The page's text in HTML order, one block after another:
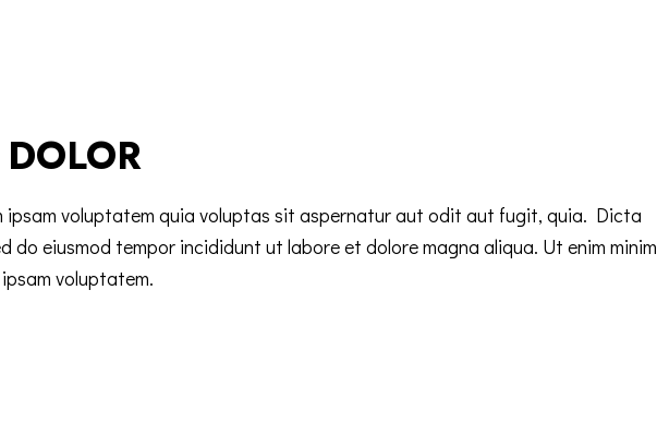
ipsam voluptatem quia voluptas sit aspernatur aut odit aut fugit, quia. Dicta
do eiusmod tempor incididunt ut labore et dolore magna aliqua. Ut enim minim
voluptatem.